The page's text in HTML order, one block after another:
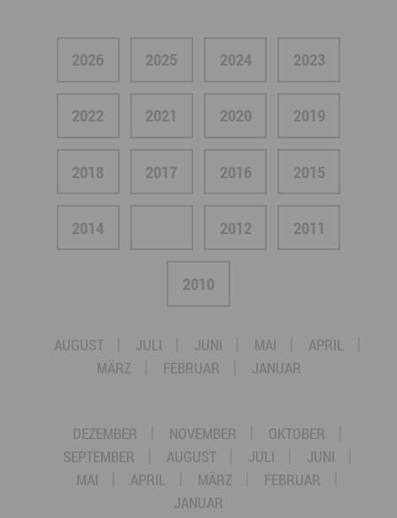
2026 2025 2024 2023
2022 2021 2020 2019
2018 2017 2016 2015
2014 2012 2011
2010
AUGUST JULI JUNI MAI
APRIL
MÄRZ
FEBRUAR JANUAR
DEZEMBER NOVEMBER
OKTOBER
SEPTEMBER
AUGUST JULI
JUNI
MAI
APRIL MÄRZ
FEBRUAR
JANUAR